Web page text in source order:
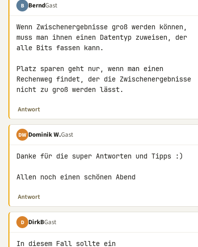
B BerndGast
Wenn Zwischenergebnisse groß werden können,
muss man ihnen einen Datentyp zuweisen, der
alle Bits fassen kann.
Platz sparen geht nur, wenn man einen
Rechenweg findet, der die Zwischenergebnisse
nicht zu groß werden lässt.
Antwort
DW Dominik W.Gast
Danke für die super Antworten und Tipps :)
Allen noch einen schönen Abend
Antwort
D DirkBGast
In diesem Fall sollte ein